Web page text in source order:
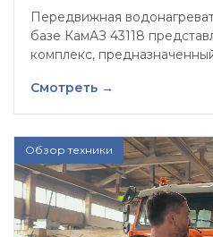
Передвижная
базе КамАЗ 43118
комплекс,
Смотреть →
Обзор техники